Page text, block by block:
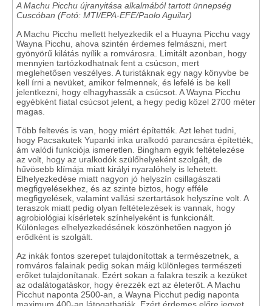
A Machu Picchu újranyitása alkalmából tartott ünnepség
Cuscóban (Fotó: MTI/EPA-EFE/Paolo Aguilar)
A Machu Picchu mellett helyezkedik el a Huayna Picchu vagy
Wayna Picchu, ahova szintén érdemes felmászni, mert
gyönyörű kilátás nyílik a romvárosra. Limitált azonban, hogy
mennyien tartózkodhatnak fent a csúcson, mert
meglehetősen veszélyes. A turistáknak egy nagy könyvbe be
kell írni a nevüket, amikor felmennek, és lefelé is be kell
jelentkezni, hogy elhagyhassák a csúcsot. A Wayna Picchu
egyébként fiatal csúcsot jelent, a hegy pedig közel 2700 méter
magas.
Több feltevés is van, hogy miért építették. Azt lehet tudni,
hogy Pacsakutek Yupanki inka uralkodó parancsára építették,
ám valódi funkciója ismeretlen. Bingham egyik feltételezése
az volt, hogy az uralkodók szülőhelyeként szolgált, de
hűvösebb klímája miatt királyi nyaralóhely is lehetett.
Elhelyezkedése miatt nagyon jó helyszín csillagászati
megfigyelésekhez, és az szinte biztos, hogy efféle
megfigyelések, valamint vallási szertartások helyszíne volt. A
teraszok miatt pedig olyan feltételezések is vannak, hogy
agrobiológiai kísérletek színhelyeként is funkcionált.
Különleges elhelyezkedésének köszönhetően nagyon jó
erődként is szolgált.
Az inkák fontos szerepet tulajdonítottak a természetnek, a
romváros falainak pedig sokan máig különleges természeti
erőket tulajdonítanak. Ezért sokan a falakra teszik a kezüket
az odalátogatáskor, hogy érezzék ezt az életerőt. A Machu
Picchut naponta 2500-an, a Wayna Picchut pedig naponta